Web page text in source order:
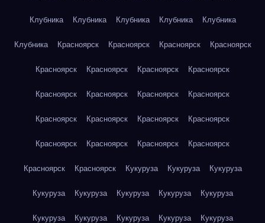
Клубника Клубника Клубника Клубника Клубника
Клубника Красноярск Красноярск Красноярск Красноярск
Красноярск Красноярск Красноярск Красноярск
Красноярск Красноярск Красноярск Красноярск
Красноярск Красноярск Красноярск Красноярск
Красноярск Красноярск Красноярск Красноярск
Красноярск Красноярск Кукуруза Кукуруза Кукуруза
Кукуруза Кукуруза Кукуруза Кукуруза Кукуруза
Кукуруза Кукуруза Кукуруза Кукуруза Кукуруза